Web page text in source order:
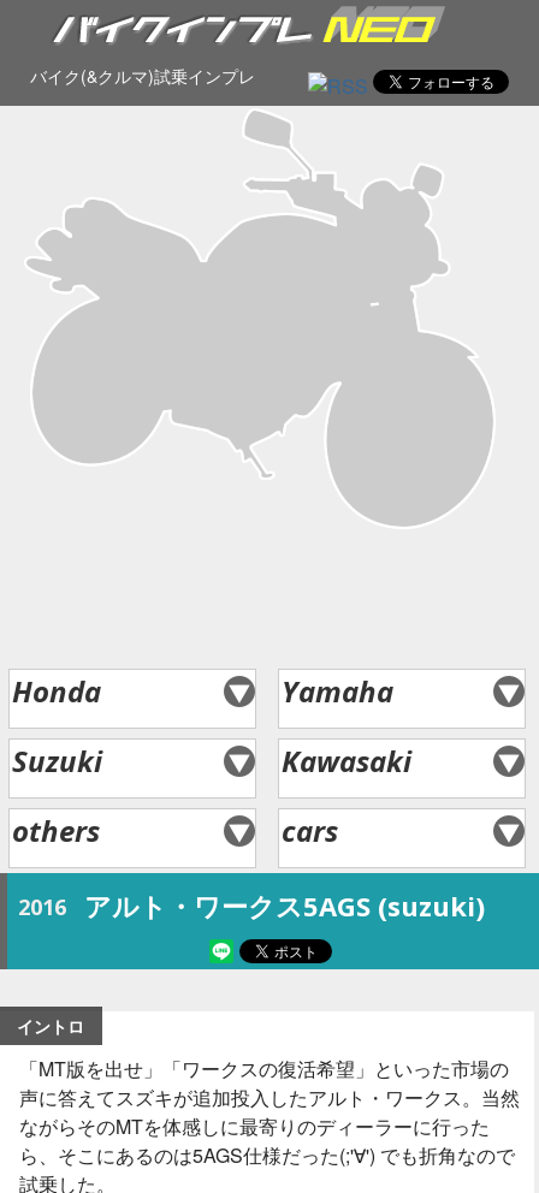
バイク(&クルマ)試乗インプレ
Honda
Yamaha
Suzuki
Kawasaki
others
cars
2016 アルト・ワークス5AGS (suzuki)
イントロ
「MT版を出せ」「ワークスの復活希望」といった市場の
声に答えてスズキが追加投入したアルト・ワークス。当然
ながらそのMTを体感しに最寄りのディーラーに行った
ら、そこにあるのは5AGS仕様だった(;'∀') でも折角なので
試乗した。